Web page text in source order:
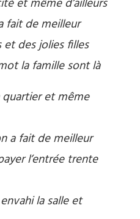
fait de meilleur
et des jolies filles
la famille sont là
et même
a fait de meilleur
l’entrée trente
la salle et